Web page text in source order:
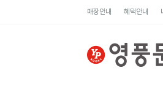
매장안내 혜택안내